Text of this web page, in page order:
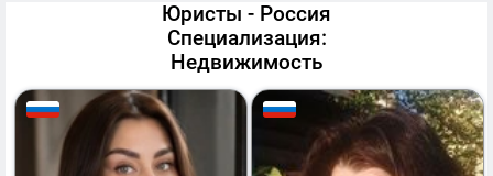
Юристы - Россия
Специализация:
Недвижимость